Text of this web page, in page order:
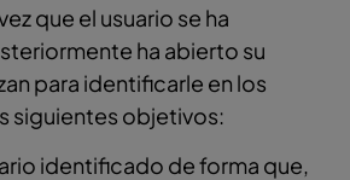
que el usuario se ha
ha abierto su
para identificarle en los
siguientes objetivos:
identificado de forma que,